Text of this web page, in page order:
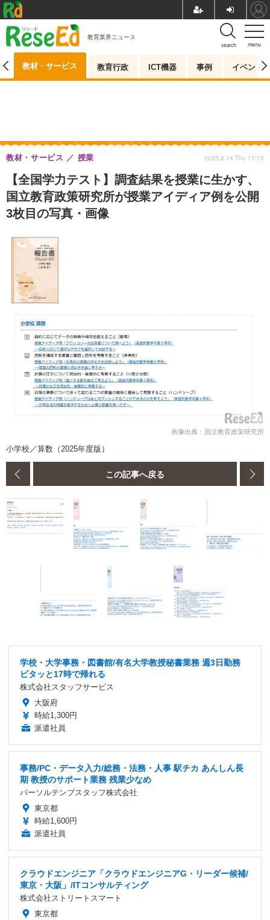
menu
search
教育業界ニュース
教材・サービス 教育行政 ICT機器 事例 イベント
【全国学力テスト】調査結果を授業に生かす、
国立教育政策研究所が授業アイディア例を公開
3枚目の写真・画像
教材・サービス 授業 2025.8.14 Thu 17:15
画像出典：国立教育政策研究所
小学校／算数（2025年度版）
この記事へ戻る
学校・大学事務・図書館/有名大学教授秘書業務 週3日勤務
ピタッと17時で帰れる
株式会社スタッフサービス
大阪府
時給1,300円
派遣社員
事務/PC・データ入力/総務・法務・人事 駅チカ あんしん長
期 教授のサポート業務 残業少なめ
パーソルテンプスタッフ株式会社
東京都
時給1,600円
派遣社員
クラウドエンジニア「クラウドエンジニアG・リーダー候補/
東京・大阪」/ITコンサルティング
株式会社ストリートスマート
東京都